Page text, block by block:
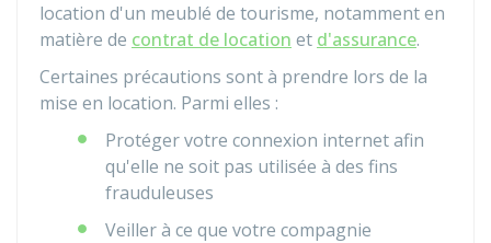
location d'un meublé de tourisme, notamment en
matière de contrat de location et d'assurance.
Certaines précautions sont à prendre lors de la
mise en location. Parmi elles :
Protéger votre connexion internet afin
qu'elle ne soit pas utilisée à des fins
frauduleuses
Veiller à ce que votre compagnie